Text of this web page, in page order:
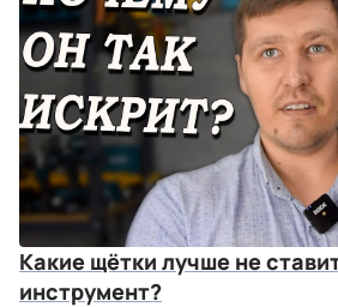
Какие щётки лучше не
инструмент?